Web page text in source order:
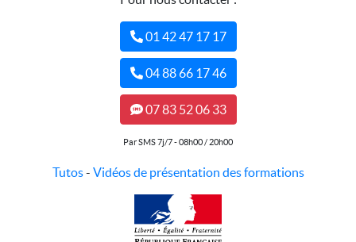
01 42 47 17 17
04 88 66 17 46
07 83 52 06 33
Par SMS 7j/7 - 08h00 / 20h00
Tutos- Vidéos de présentation des formations